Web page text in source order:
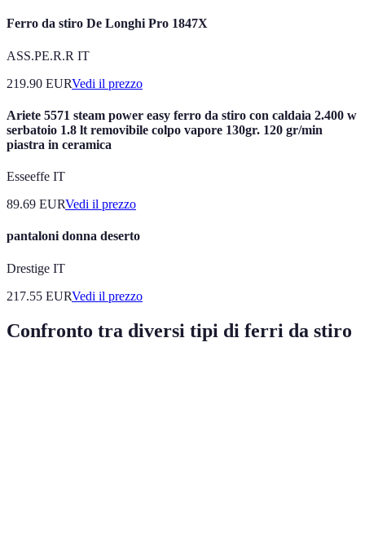
Ferro da stiro De Longhi Pro 1847X
ASS.PE.R.R IT
219.90 EURVedi il prezzo
Ariete 5571 steam power easy ferro da stiro con caldaia 2.400 w
serbatoio 1.8 lt removibile colpo vapore 130gr. 120 gr/min
piastra in ceramica
Esseeffe IT
89.69 EURVedi il prezzo
pantaloni donna deserto
Drestige IT
217.55 EURVedi il prezzo
Confronto tra diversi tipi di ferri da stiro